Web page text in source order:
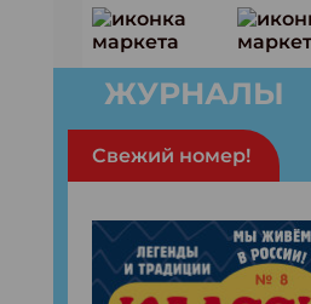
ЖУРНАЛЫ
Свежий номер!